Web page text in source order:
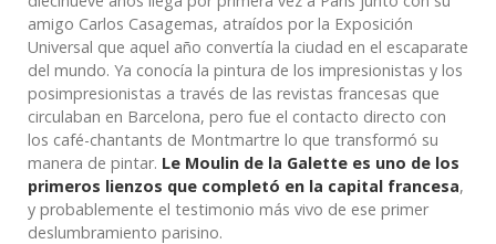
amigo Carlos Casagemas, atraídos por la Exposición
Universal que aquel año convertía la ciudad en el escaparate
del mundo. Ya conocía la pintura de los impresionistas y los
posimpresionistas a través de las revistas francesas que
circulaban en Barcelona, pero fue el contacto directo con
los café-chantants de Montmartre lo que transformó su
manera de pintar. Le Moulin de la Galette es uno de los
primeros lienzos que completó en la capital francesa,
y probablemente el testimonio más vivo de ese primer
deslumbramiento parisino.